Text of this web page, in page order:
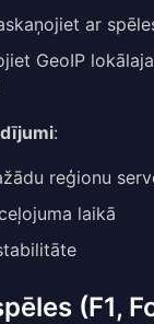
ar
GeoIP
:
reģionu
laikā
(F1,